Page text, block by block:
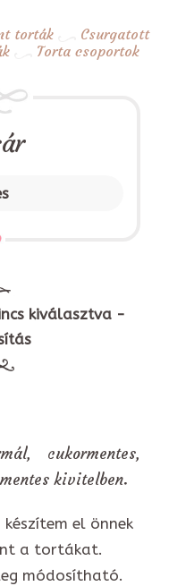
torták
Csurgatott
Torta csoportok
kiválasztva -
cukormentes,
kivitelben.
készítem el önnek
a tortákat.
módosítható.